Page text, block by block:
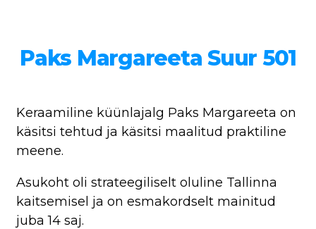
Paks Margareeta Suur 501
Keraamiline küünlajalg Paks Margareeta on
käsitsi tehtud ja käsitsi maalitud praktiline
meene.
Asukoht oli strateegiliselt oluline Tallinna
kaitsemisel ja on esmakordselt mainitud
juba 14 saj.